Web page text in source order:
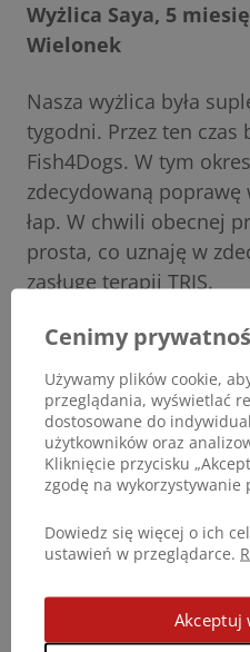
Wyżlica Saya, 5
Wielonek
Nasza wyżlica była
tygodni. Przez ten czas
Fish4Dogs. W tym
zdecydowaną
łap. W chwili obecnej
prosta, co uznaję w
zasługę terapii TRIS.
Najlepsze życzenia
od Pani Beaty Wielonek.
Podziel się opinią
Cenimy
Używamy plików cookie,
przeglądania, wyświetlać
dostosowane do
użytkowników oraz
Kliknięcie przycisku
zgodę na wykorzystywanie
Dowiedz się więcej o ich
ustawień w przeglądarce.
Akceptuj